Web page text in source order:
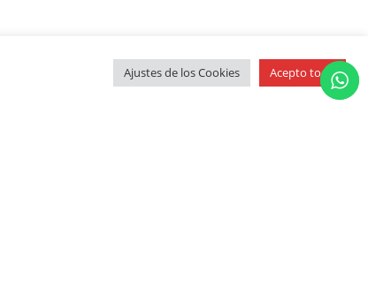
Ajustes de los Cookies Acepto todo